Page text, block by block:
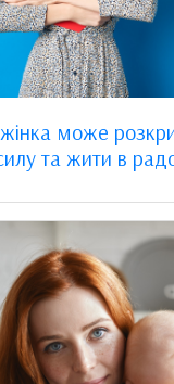
може
та жити в